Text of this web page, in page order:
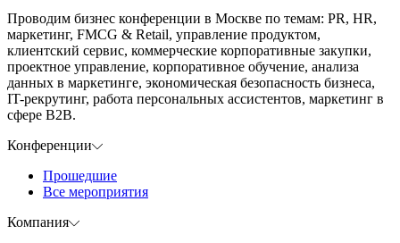
Проводим бизнес конференции в Москве по темам: PR, HR,
маркетинг, FMCG & Retail, управление продуктом,
клиентский сервис, коммерческие корпоративные закупки,
проектное управление, корпоративное обучение, анализа
данных в маркетинге, экономическая безопасность бизнеса,
IT-рекрутинг, работа персональных ассистентов, маркетинг в
сфере B2B.
Конференции
Прошедшие
Все мероприятия
Компания